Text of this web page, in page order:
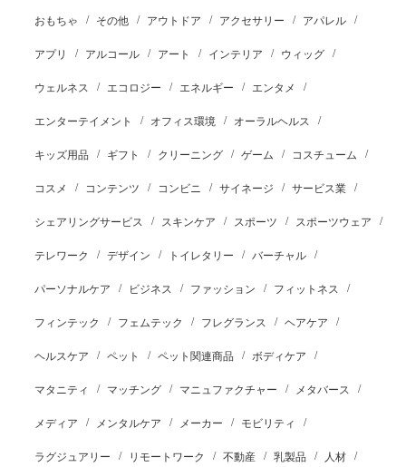
おもちゃ その他 アウトドア アクセサリー アパレル
アプリ アルコール アート インテリア ウィッグ
ウェルネス エコロジー エネルギー エンタメ
エンターテイメント オフィス環境 オーラルヘルス
キッズ用品 ギフト クリーニング ゲーム コスチューム
コスメ コンテンツ コンビニ サイネージ サービス業
シェアリングサービス スキンケア スポーツ スポーツウェア
テレワーク デザイン トイレタリー バーチャル
パーソナルケア ビジネス ファッション フィットネス
フィンテック フェムテック フレグランス ヘアケア
ヘルスケア ペット ペット関連商品 ボディケア
マタニティ マッチング マニュファクチャー メタバース
メディア メンタルケア メーカー モビリティ
ラグジュアリー リモートワーク 不動産 乳製品 人材